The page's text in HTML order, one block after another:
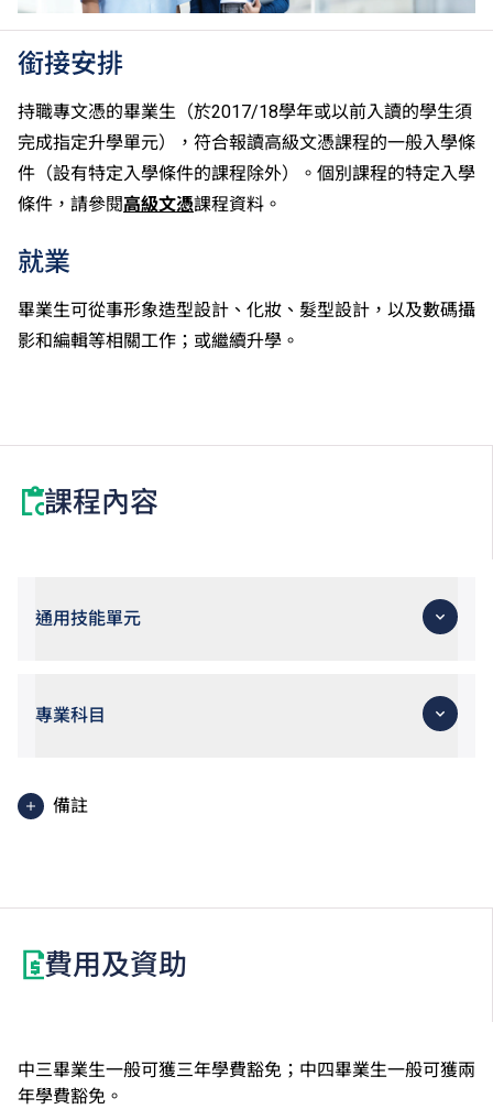
銜接安排
持職專文憑的畢業生（於2017/18學年或以前入讀的學生須
完成指定升學單元），符合報讀高級文憑課程的一般入學條
件（設有特定入學條件的課程除外）。個別課程的特定入學
條件，請參閱高級文憑課程資料。
就業
畢業生可從事形象造型設計、化妝、髮型設計，以及數碼攝
影和編輯等相關工作；或繼續升學。
課程內容
通用技能單元
專業科目
備註
科第2級或以上成績的VTC高級文憑課程。修讀此選修
費用及資助
中三畢業生一般可獲三年學費豁免；中四畢業生一般可獲兩
年學費豁免。